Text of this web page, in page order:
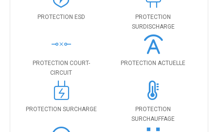
PROTECTION ESD
PROTECTION
SURDISCHARGE
PROTECTION COURT-
CIRCUIT
PROTECTION ACTUELLE
PROTECTION SURCHARGE
PROTECTION
SURCHAUFFAGE